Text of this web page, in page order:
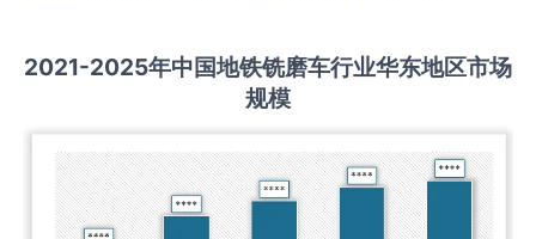
2021-2025年中国地铁铣磨车行业华东地区市场
规模